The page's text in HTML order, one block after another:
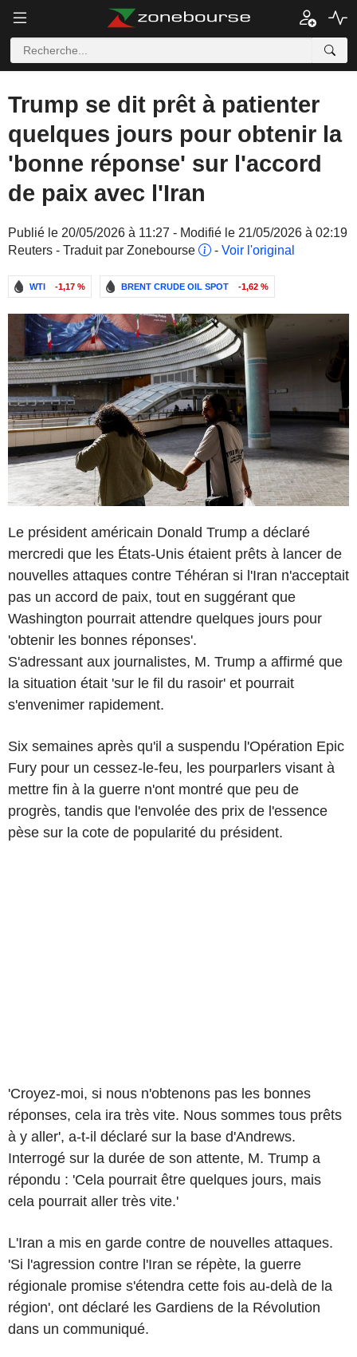
Trump se dit prêt à patienter
quelques jours pour obtenir la
'bonne réponse' sur l'accord
de paix avec l'Iran
Publié le 20/05/2026 à 11:27 - Modifié le 21/05/2026 à 02:19
Reuters - Traduit par Zonebourse
- Voir l'original
WTI -1,17 % BRENT CRUDE OIL SPOT -1,62 %
Le président américain Donald Trump a déclaré
mercredi que les États-Unis étaient prêts à lancer de
nouvelles attaques contre Téhéran si l'Iran n'acceptait
pas un accord de paix, tout en suggérant que
Washington pourrait attendre quelques jours pour
'obtenir les bonnes réponses'.
S'adressant aux journalistes, M. Trump a affirmé que
la situation était 'sur le fil du rasoir' et pourrait
s'envenimer rapidement.
Six semaines après qu'il a suspendu l'Opération Epic
Fury pour un cessez-le-feu, les pourparlers visant à
mettre fin à la guerre n'ont montré que peu de
progrès, tandis que l'envolée des prix de l'essence
pèse sur la cote de popularité du président.
'Croyez-moi, si nous n'obtenons pas les bonnes
réponses, cela ira très vite. Nous sommes tous prêts
à y aller', a-t-il déclaré sur la base d'Andrews.
Interrogé sur la durée de son attente, M. Trump a
répondu : 'Cela pourrait être quelques jours, mais
cela pourrait aller très vite.'
L'Iran a mis en garde contre de nouvelles attaques.
'Si l'agression contre l'Iran se répète, la guerre
régionale promise s'étendra cette fois au-delà de la
région', ont déclaré les Gardiens de la Révolution
dans un communiqué.